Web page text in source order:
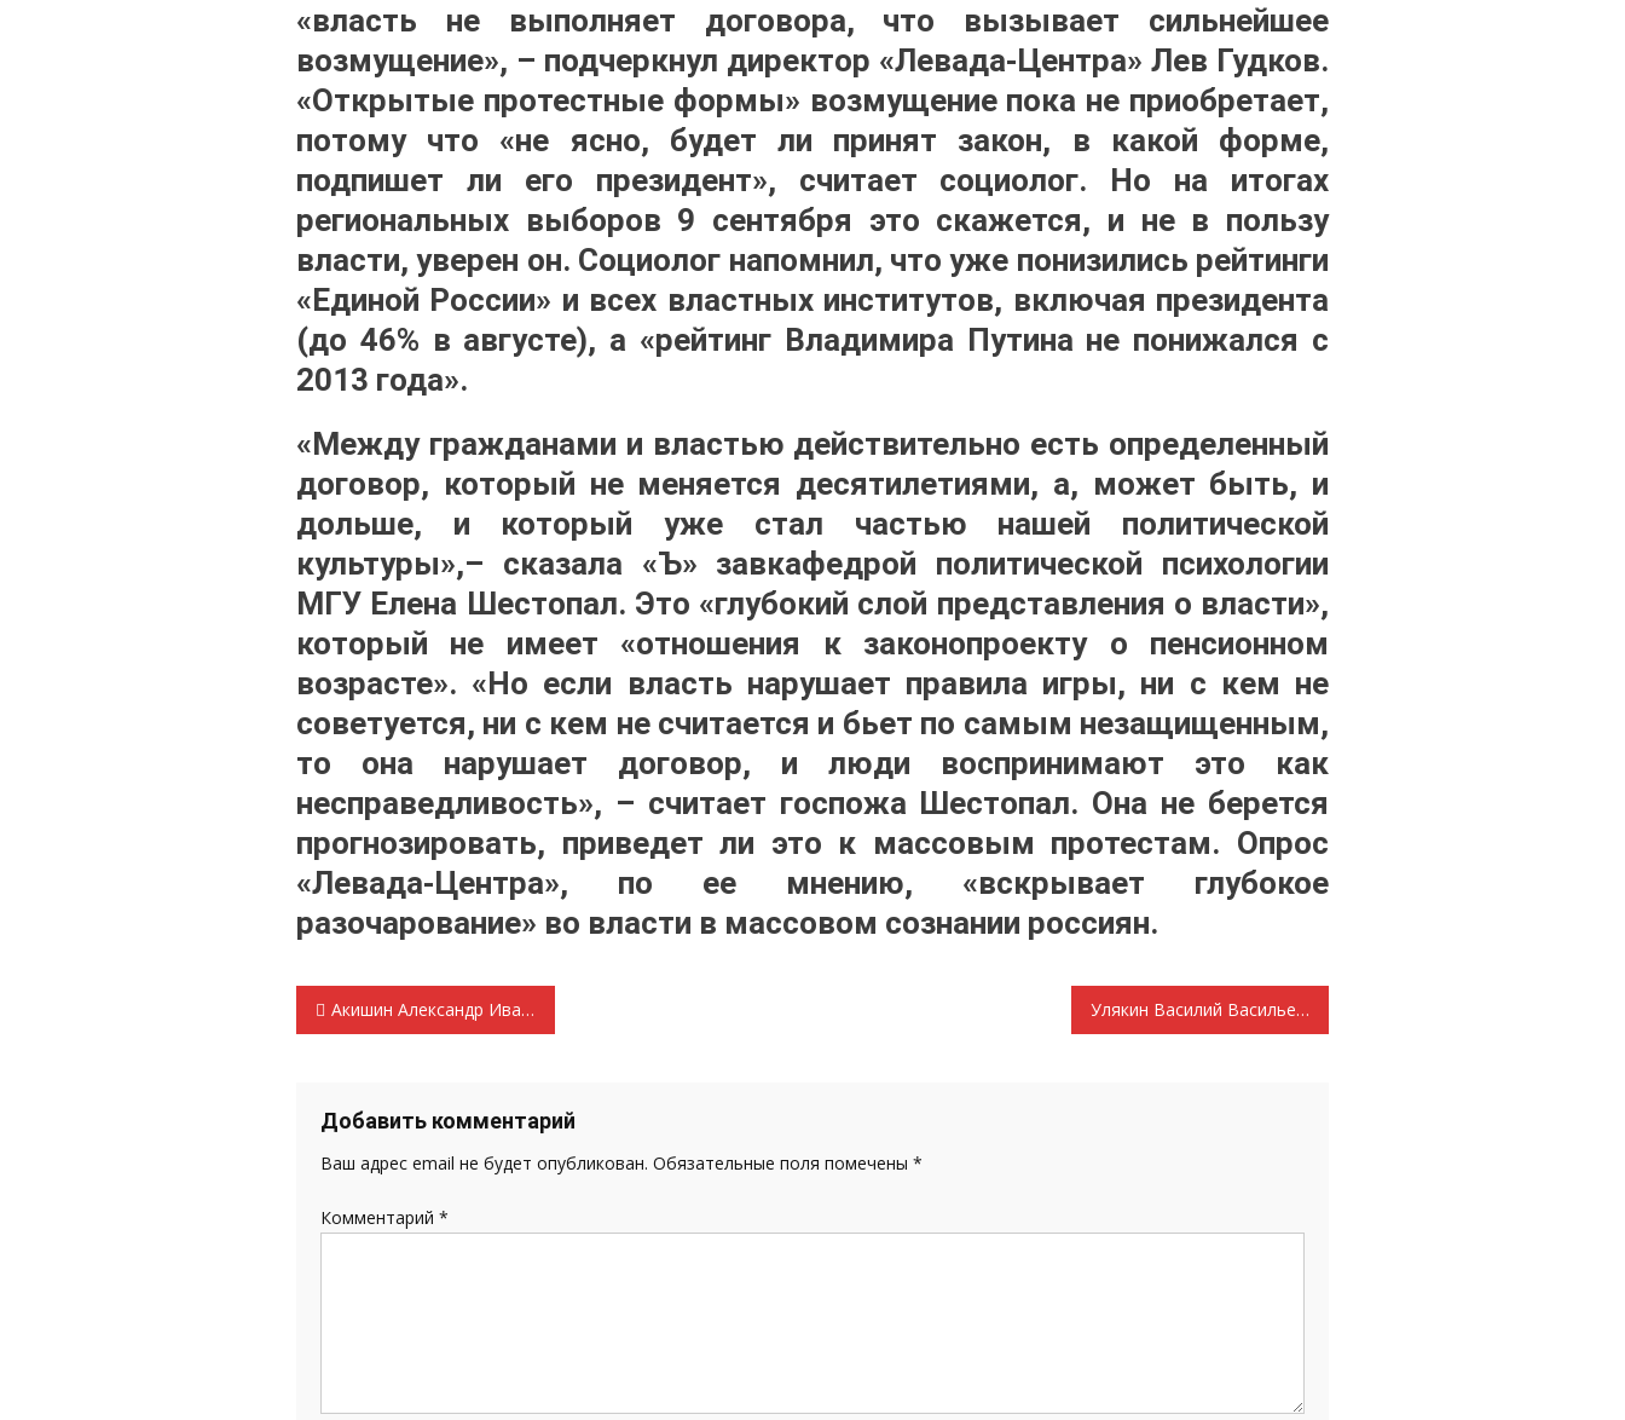
«власть не выполняет договора, что вызывает сильнейшее
возмущение», – подчеркнул директор «Левада-Центра» Лев Гудков.
«Открытые протестные формы» возмущение пока не приобретает,
потому что «не ясно, будет ли принят закон, в какой форме,
подпишет ли его президент», считает социолог. Но на итогах
региональных выборов 9 сентября это скажется, и не в пользу
власти, уверен он. Социолог напомнил, что уже понизились рейтинги
«Единой России» и всех властных институтов, включая президента
(до 46% в августе), а «рейтинг Владимира Путина не понижался с
2013 года».
«Между гражданами и властью действительно есть определенный
договор, который не меняется десятилетиями, а, может быть, и
дольше, и который уже стал частью нашей политической
культуры»,– сказала «Ъ» завкафедрой политической психологии
МГУ Елена Шестопал. Это «глубокий слой представления о власти»,
который не имеет «отношения к законопроекту о пенсионном
возрасте». «Но если власть нарушает правила игры, ни с кем не
советуется, ни с кем не считается и бьет по самым незащищенным,
то она нарушает договор, и люди воспринимают это как
несправедливость», – считает госпожа Шестопал. Она не берется
прогнозировать, приведет ли это к массовым протестам. Опрос
«Левада-Центра», по ее мнению, «вскрывает глубокое
разочарование» во власти в массовом сознании россиян.
Навигация
записям
Акишин Александр Иванович — кандидат в депутаты Совета депутатов Инсарского муниципального района шестого созыва Улякин Василий Васильевич кандидат в депутаты Совета депутатов Челмодеевско-Майданского сельского поселения пятого созыва
Добавить комментарий
Ваш адрес email не будет опубликован. Обязательные поля помечены *
Комментарий *